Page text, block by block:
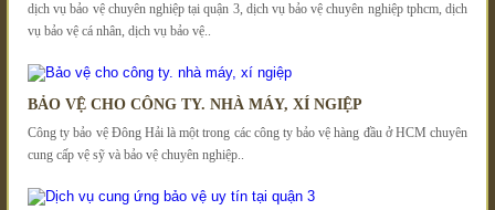
dịch vụ bảo vệ chuyên nghiệp tại quận 3, dịch vụ bảo vệ chuyên nghiệp tphcm, dịch
vụ bảo vệ cá nhân, dịch vụ bảo vệ..
BẢO VỆ CHO CÔNG TY. NHÀ MÁY, XÍ NGIỆP
Công ty bảo vệ Đông Hải là một trong các công ty bảo vệ hàng đầu ở HCM chuyên
cung cấp vệ sỹ và bảo vệ chuyên nghiệp..